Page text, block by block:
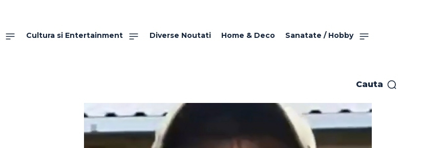
Cultura si Entertainment Diverse Noutati Home & Deco Sanatate / Hobby
Cauta